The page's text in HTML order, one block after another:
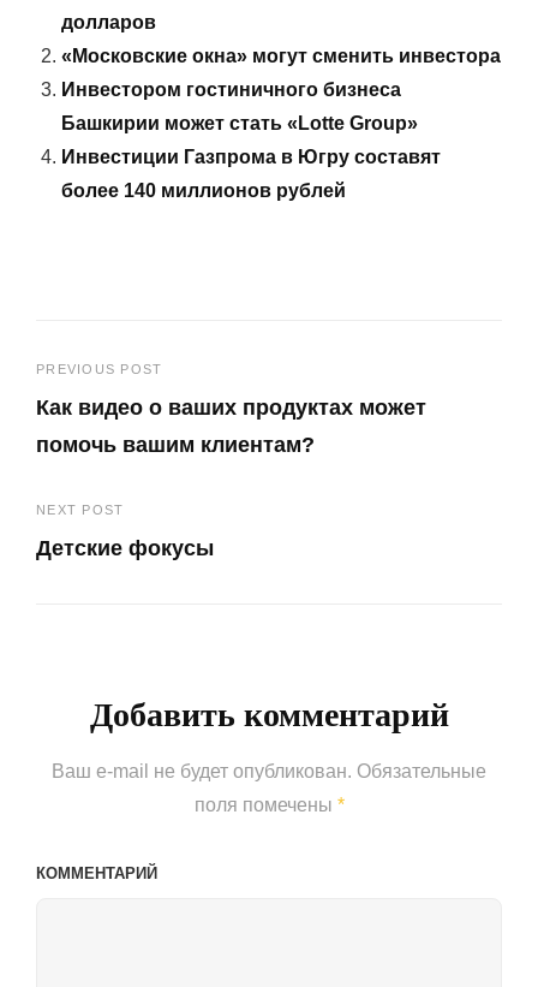
долларов
«Московские окна» могут сменить инвестора
Инвестором гостиничного бизнеса
Башкирии может стать «Lotte Group»
Инвестиции Газпрома в Югру составят
более 140 миллионов рублей
Навигация
по
PREVIOUS POST
Как видео о ваших продуктах может
помочь вашим клиентам?
Post
NEXT POST
Детские фокусы
Добавить комментарий
Ваш e-mail не будет опубликован. Обязательные
поля помечены *
КОММЕНТАРИЙ